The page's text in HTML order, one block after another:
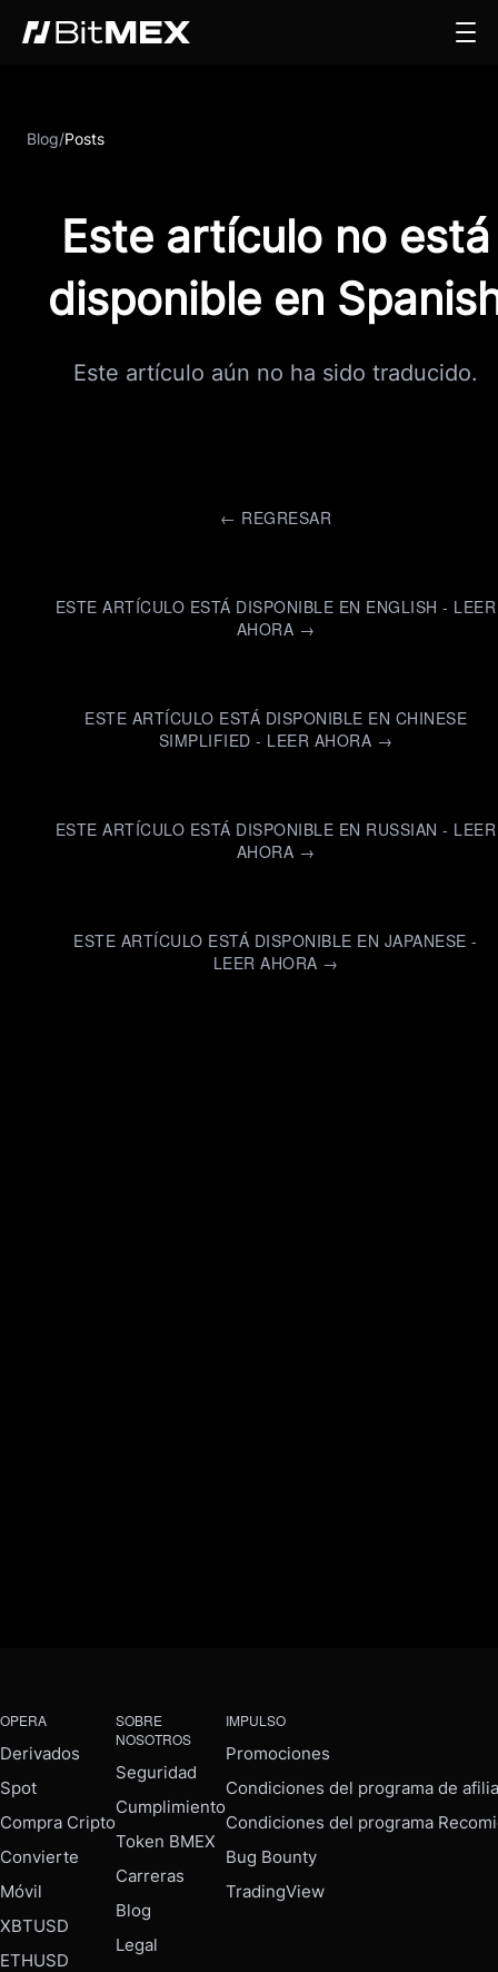
Blog/Posts
Este artículo no está
disponible en
Este artículo aún no ha sido traducido.
← REGRESAR
ESTE ARTÍCULO ESTÁ DISPONIBLE EN ENGLISH - LEER
AHORA →
ESTE ARTÍCULO ESTÁ DISPONIBLE EN CHINESE
SIMPLIFIED - LEER AHORA →
ESTE ARTÍCULO ESTÁ DISPONIBLE EN RUSSIAN - LEER
AHORA →
ESTE ARTÍCULO ESTÁ DISPONIBLE EN JAPANESE -
LEER AHORA →
OPERA
Derivados
Spot
Compra Cripto
Convierte
Móvil
XBTUSD
ETHUSD
SOBRE
NOSOTROS
Seguridad
Cumplimiento
Token BMEX
Carreras
Blog
Legal
IMPULSO
Promociones
Condiciones del programa de
Condiciones del programa
Bug Bounty
TradingView